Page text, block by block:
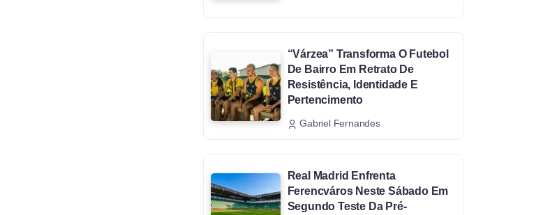
“Várzea” Transforma O Futebol
De Bairro Em Retrato De
Resistência, Identidade E
Pertencimento
Gabriel Fernandes
Real Madrid Enfrenta
Ferencváros Neste Sábado Em
Segundo Teste Da Pré-